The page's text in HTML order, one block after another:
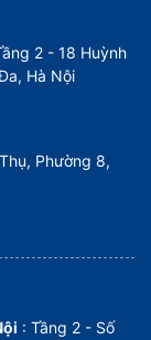
2 - 18 Huỳnh
Hà Nội
Phường 8,
: Tầng 2 - Số